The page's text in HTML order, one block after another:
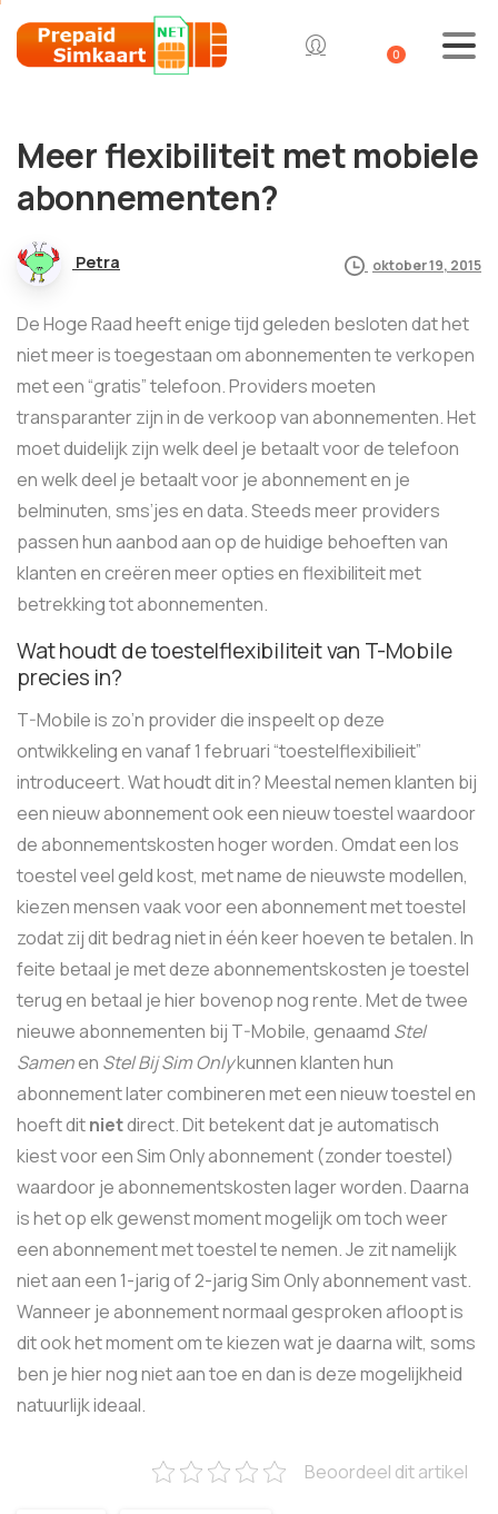
0
Meer flexibiliteit met mobiele
abonnementen?
Petra oktober 19, 2015
De Hoge Raad heeft enige tijd geleden besloten dat het
niet meer is toegestaan om abonnementen te verkopen
met een “gratis” telefoon. Providers moeten
transparanter zijn in de verkoop van abonnementen. Het
moet duidelijk zijn welk deel je betaalt voor de telefoon
en welk deel je betaalt voor je abonnement en je
belminuten, sms’jes en data. Steeds meer providers
passen hun aanbod aan op de huidige behoeften van
klanten en creëren meer opties en flexibiliteit met
betrekking tot abonnementen.
Wat houdt de toestelflexibiliteit van T-Mobile
precies in?
T-Mobile is zo’n provider die inspeelt op deze
ontwikkeling en vanaf 1 februari “toestelflexibilieit”
introduceert. Wat houdt dit in? Meestal nemen klanten bij
een nieuw abonnement ook een nieuw toestel waardoor
de abonnementskosten hoger worden. Omdat een los
toestel veel geld kost, met name de nieuwste modellen,
kiezen mensen vaak voor een abonnement met toestel
zodat zij dit bedrag niet in één keer hoeven te betalen. In
feite betaal je met deze abonnementskosten je toestel
terug en betaal je hier bovenop nog rente. Met de twee
nieuwe abonnementen bij T-Mobile, genaamd Stel
Samenen Stel Bij Sim Onlykunnen klanten hun
abonnement later combineren met een nieuw toestel en
hoeft ditnietdirect. Dit betekent dat je automatisch
kiest voor een Sim Only abonnement (zonder toestel)
waardoor je abonnementskosten lager worden. Daarna
is het op elk gewenst moment mogelijk om toch weer
een abonnement met toestel te nemen. Je zit namelijk
niet aan een 1-jarig of 2-jarig Sim Only abonnement vast.
Wanneer je abonnement normaal gesproken afloopt is
dit ook het moment om te kiezen wat je daarna wilt, soms
ben je hier nog niet aan toe en dan is deze mogelijkheid
natuurlijk ideaal.
Beoordeel dit artikel